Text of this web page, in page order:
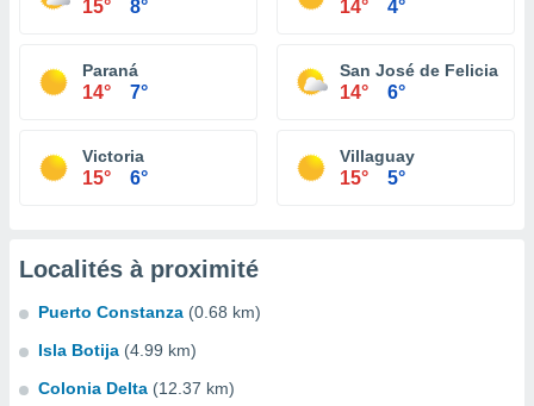
15° 8° 14° 4°
Paraná
14° 7°
San José de Feliciano
14° 6°
Victoria
15° 6°
Villaguay
15° 5°
Localités à proximité
Puerto Constanza (0.68 km)
Isla Botija (4.99 km)
Colonia Delta (12.37 km)